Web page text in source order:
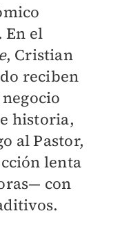
En el
, Cristian
reciben
historia,
al Pastor,
lenta
con